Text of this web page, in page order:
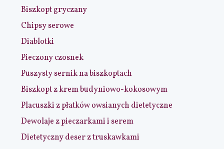
Biszkopt gryczany
Chipsy serowe
Diablotki
Pieczony czosnek
Puszysty sernik na biszkoptach
Biszkopt z krem budyniowo-kokosowym
Placuszki z płatków owsianych dietetyczne
Dewolaje z pieczarkami i serem
Dietetyczny deser z truskawkami